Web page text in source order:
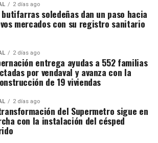
2 días ago
butifarras soledeñas dan un paso hacia
mercados con su registro sanitario
2 días ago
entrega ayudas a 552 familias
por vendaval y avanza con la
de 19 viviendas
2 días ago
del Supermetro sigue en
con la instalación del césped